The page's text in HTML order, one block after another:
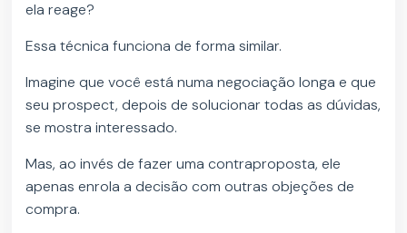
ela reage?
Essa técnica funciona de forma similar.
Imagine que você está numa negociação longa e que
seu prospect, depois de solucionar todas as dúvidas,
se mostra interessado.
Mas, ao invés de fazer uma contraproposta, ele
apenas enrola a decisão com outras objeções de
compra.